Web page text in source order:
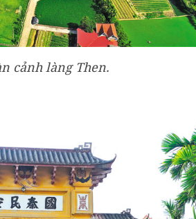
cảnh làng Then.